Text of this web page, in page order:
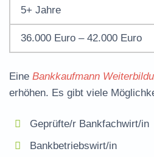
5+ Jahre
36.000 Euro – 42.000 Euro
Eine Bankkaufmann
erhöhen. Es gibt viele
Geprüfte/r Bankfachwirt/in
Bankbetriebswirt/in